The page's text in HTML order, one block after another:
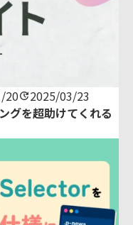
20
2025/03/23
グを超助けてくれる